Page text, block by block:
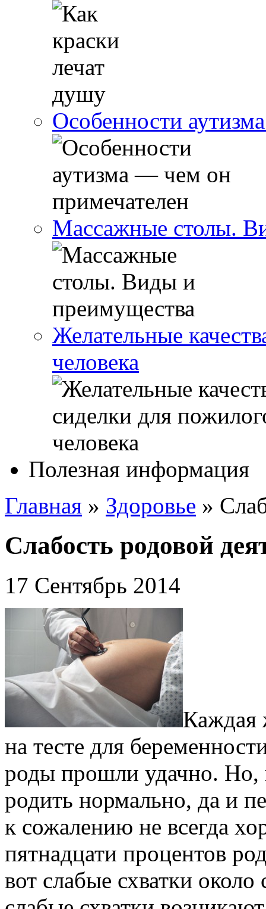
Особенности
Массажные столы.
Желательные
человека
Полезная информация
Главная » Здоровье »
Слабость родовой
17 Сентябрь 2014
Каждая
на тесте для
роды прошли удачно. Но,
родить нормально, да и
к сожалению не всегда
пятнадцати процентов
вот слабые схватки